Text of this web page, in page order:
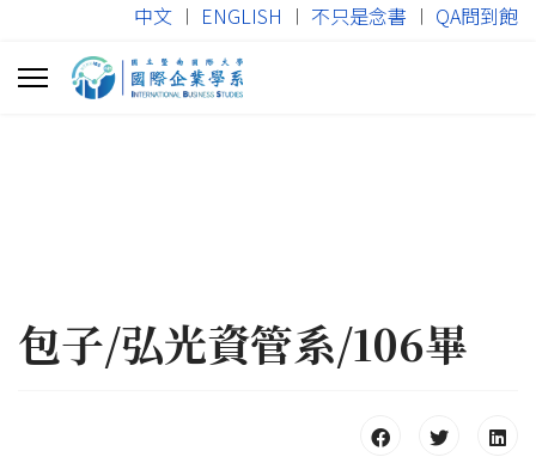
中文 ︱ ENGLISH ︱ 不只是念書 ︱ QA問到飽
包子/弘光資管系/106畢